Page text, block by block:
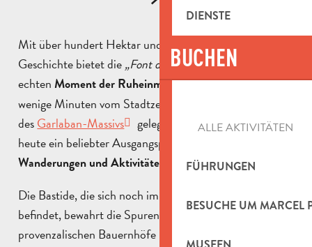
DIENSTE
BUCHEN
ALLE AKTIVITÄTEN
FÜHRUNGEN
BESUCHE UM MARCEL
Mit über hundert Hektar und drei Jahrhunderten
Geschichte bietet die„Font de Mai“inAubagne
echtenMoment der Ruheinmitten der Natur, nur
wenige Minuten vom Stadtzentrum entfernt. Am Fuße
desGarlaban-Massivs
gelegen, ist dieses Anwesen
heute ein beliebter Ausgangspunkt für zahlreiche
Wanderungen und Aktivitäten
Die Bastide, die sich noch immer auf dem Anwesen
befindet, bewahrt die Spuren der Entwicklung der alten
provenzalischen Bauernhöfe und zeugt noch immer vom